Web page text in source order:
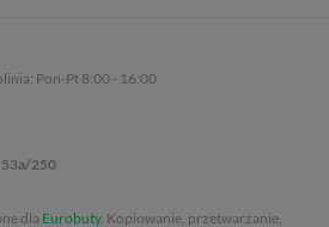
Pon-Pt 8:00 - 16:00
53a/250
dla Eurobuty. Kopiowanie, przetwarzanie,